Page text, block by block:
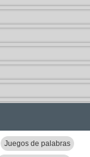
Juegos de palabras